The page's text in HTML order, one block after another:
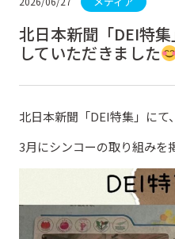
北日本新聞「DEI特
していただきました
北日本新聞「DEI特集」にて、
3月にシンコーの取り組みを